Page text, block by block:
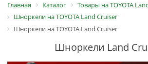
Главная Каталог
Товары на TOYOTA
Шноркели на TOYOTA Land Cruiser
Шноркели на TOYOTA Land Cruiser
Шноркели Land